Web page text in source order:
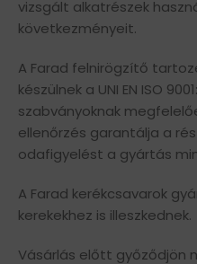
vizsgált alkatrészek
következményeit.
A Farad felnirögzítő
készülnek a UNI EN ISO
szabványoknak
ellenőrzés garantálja a
odafigyelést a gyártás
A Farad kerékcsavarok
kerekekhez is illeszkednek.
Vásárlás előtt győződjön